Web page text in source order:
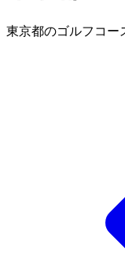
東京都のゴルフコー